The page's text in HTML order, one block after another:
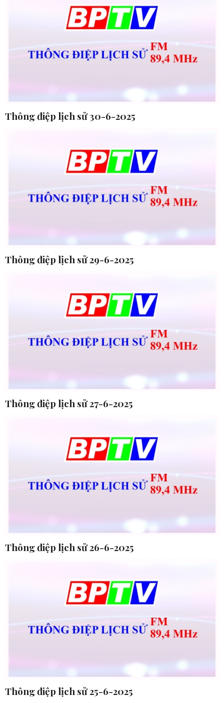
Thông điệp lịch sử 30-6-2025
Thông điệp lịch sử 29-6-2025
Thông điệp lịch sử 27-6-2025
Thông điệp lịch sử 26-6-2025
Thông điệp lịch sử 25-6-2025